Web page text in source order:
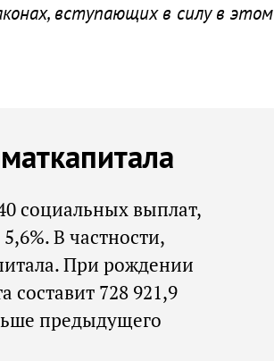
вступающих в силу в этом
социальных выплат,
В частности,
При рождении
составит 728 921,9
предыдущего